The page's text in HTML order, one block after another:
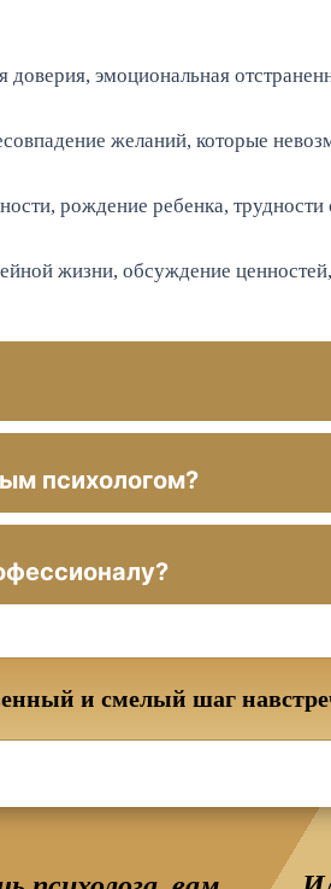
эмоциональная
желаний, которые
рождение ребенка,
жизни, обсуждение
психологом?
и смелый шаг